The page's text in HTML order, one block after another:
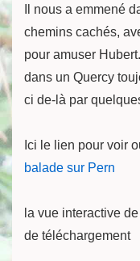
Il nous a emmené
chemins cachés,
pour amuser
dans un Quercy
ci de-là par
Ici le lien pour voir
balade sur Pern
la vue interactive
de téléchargement